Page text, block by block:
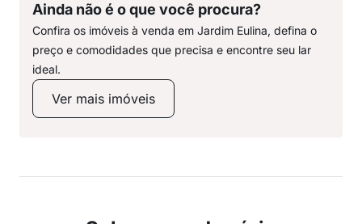
Ainda não é o que você procura?
Confira os imóveis à venda em Jardim Eulina, defina o
preço e comodidades que precisa e encontre seu lar
ideal.
Ver mais imóveis